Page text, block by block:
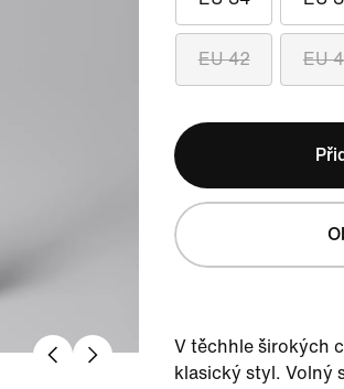
EU 42 EU
V těchhle širokých
klasický styl. Volný